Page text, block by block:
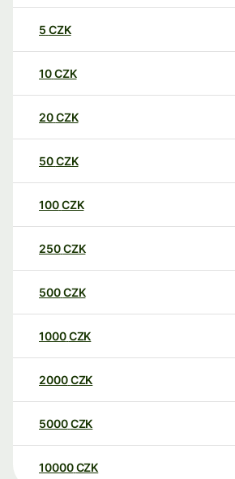
5 CZK
10CZK
20CZK
50CZK
100CZK
250CZK
500CZK
1000CZK
2000CZK
5000CZK
10000 CZK